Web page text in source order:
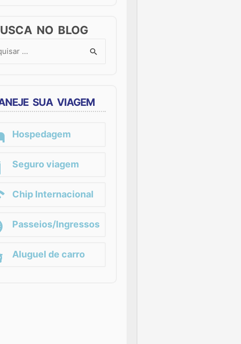
NO BLOG
SUA VIAGEM
Hospedagem
Seguro viagem
Chip Internacional
Passeios/Ingressos
Aluguel de carro